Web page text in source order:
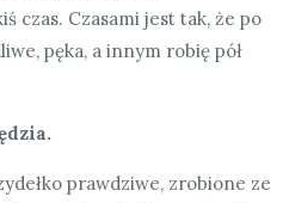
czas. Czasami jest tak, że po
pęka, a innym robię pół
prawdziwe, zrobione ze